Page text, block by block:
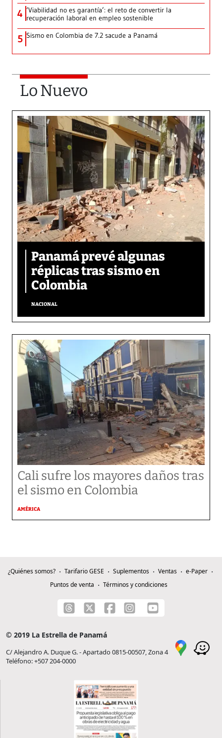
4 ‘Viabilidad no es garantía’: el reto de convertir la
recuperación laboral en empleo sostenible
5 Sismo en Colombia de 7.2 sacude a Panamá
Lo Nuevo
Panamá prevé algunas
réplicas tras sismo en
Colombia
NACIONAL
Cali sufre los mayores daños tras
el sismo en Colombia
AMÉRICA
¿Quiénes somos? Tarifario GESE Suplementos Ventas
e-Paper
Puntos de venta
Términos y condiciones
© 2019 La Estrella de Panamá
C/ Alejandro A. Duque G. - Apartado 0815-00507, Zona 4
Teléfono: +507 204-0000